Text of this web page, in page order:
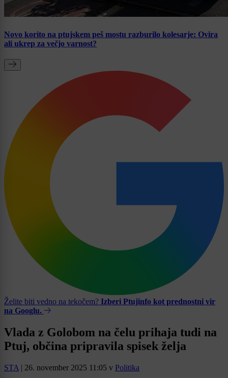
Novo korito na ptujskem peš mostu razburilo kolesarje: Ovira
ali ukrep za večjo varnost?
Želite biti vedno na tekočem? Izberi Ptujinfo kot prednostni vir
na Googlu.
Vlada z Golobom na čelu prihaja tudi na
Ptuj, občina pripravila spisek želja
STA | 26. november 2025 11:05 v Politika